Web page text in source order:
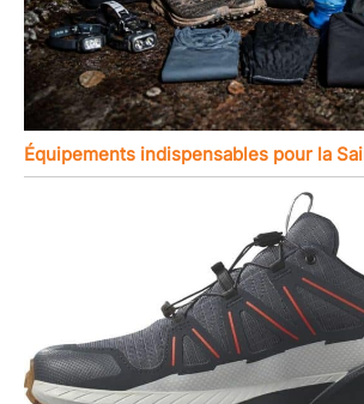
Équipements indispensables pour la